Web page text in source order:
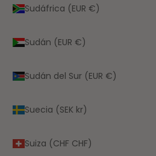
Sudáfrica (EUR €)
Sudán (EUR €)
Sudán del Sur (EUR €)
Suecia (SEK kr)
Suiza (CHF CHF)